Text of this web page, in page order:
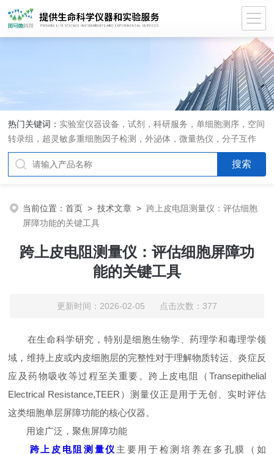
热门关键词： 实验室仪器设备，试剂，科研服务，单细胞测序，空间
转录组，超灵敏多重细胞因子检测，外泌体，微量热仪，分子互作
仪，活细胞成像
当前位置：首页 >技术文章 > 跨上皮电阻测量仪：评估细胞
屏障功能的关键工具
跨上皮电阻测量仪：评估细胞屏障功
能的关键工具
更新时间：2026-02-05 点击次数：377
在生命科学研究，特别是细胞生物学、药理学和毒理学领
域，维持上皮或内皮细胞层的完整性对于理解物质转运、炎症反
应及药物吸收等过程至关重要。跨上皮电阻（Transepithelial
Electrical Resistance,TEER）测量仪正是用于无创、实时评估
这类细胞单层屏障功能的核心仪器。
用途广泛，聚焦屏障功能
跨上皮电阻测量仪 主要用于检测培养在多孔膜（如